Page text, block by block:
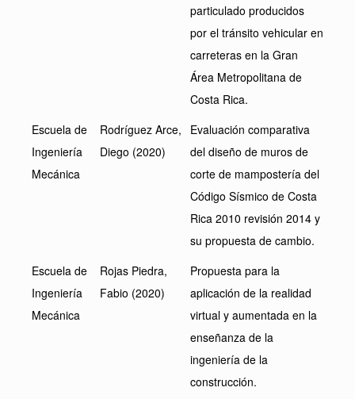
particulado producidos
por el tránsito vehicular en
carreteras en la Gran
Área Metropolitana de
Costa Rica.
Escuela de
Ingeniería
Mecánica
Rodríguez Arce,
Diego (2020)
Evaluación comparativa
del diseño de muros de
corte de mampostería del
Código Sísmico de Costa
Rica 2010 revisión 2014 y
su propuesta de cambio.
Escuela de
Ingeniería
Mecánica
Rojas Piedra,
Fabio (2020)
Propuesta para la
aplicación de la realidad
virtual y aumentada en la
enseñanza de la
ingeniería de la
construcción.